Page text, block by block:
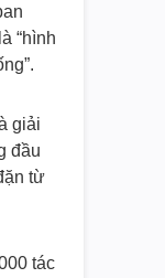
“hình
giải
đầu
từ
tác